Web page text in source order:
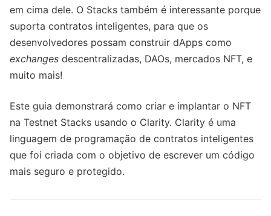
em cima dele. O Stacks também é interessante porque
suporta contratos inteligentes, para que os
desenvolvedores possam construir dApps como
exchanges descentralizadas, DAOs, mercados NFT, e
muito mais!
Este guia demonstrará como criar e implantar o NFT
na Testnet Stacks usando o Clarity. Clarity é uma
linguagem de programação de contratos inteligentes
que foi criada com o objetivo de escrever um código
mais seguro e protegido.